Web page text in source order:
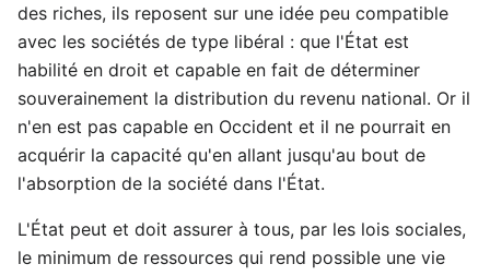
des riches, ils reposent sur une idée peu compatible
avec les sociétés de type libéral : que l'État est
habilité en droit et capable en fait de déterminer
souverainement la distribution du revenu national. Or il
n'en est pas capable en Occident et il ne pourrait en
acquérir la capacité qu'en allant jusqu'au bout de
l'absorption de la société dans l'État.
L'État peut et doit assurer à tous, par les lois sociales,
le minimum de ressources qui rend possible une vie